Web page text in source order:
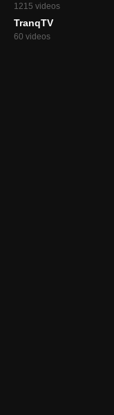
1215 videos
TranqTV
60 videos